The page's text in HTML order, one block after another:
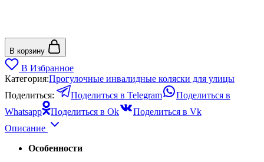
В корзину
В Избранное
Категория:Прогулочные инвалидные коляски для улицы
Поделиться:
Поделиться в Telegram
Поделиться в
Whatsapp
Поделиться в Ok
Поделиться в Vk
Описание
Особенности